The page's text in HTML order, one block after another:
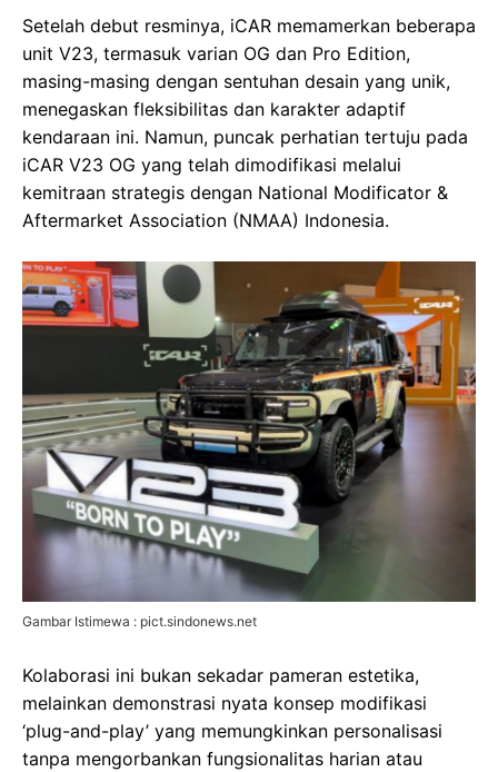
Setelah debut resminya, iCAR memamerkan beberapa
unit V23, termasuk varian OG dan Pro Edition,
masing-masing dengan sentuhan desain yang unik,
menegaskan fleksibilitas dan karakter adaptif
kendaraan ini. Namun, puncak perhatian tertuju pada
iCAR V23 OG yang telah dimodifikasi melalui
kemitraan strategis dengan National Modificator &
Aftermarket Association (NMAA) Indonesia.
Gambar Istimewa : pict.sindonews.net
Kolaborasi ini bukan sekadar pameran estetika,
melainkan demonstrasi nyata konsep modifikasi
‘plug-and-play’ yang memungkinkan personalisasi
tanpa mengorbankan fungsionalitas harian atau